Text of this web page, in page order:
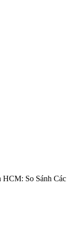
So Sánh Các